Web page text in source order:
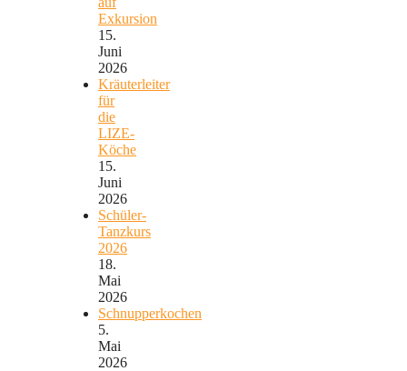
Exkursion
15.
Juni
2026
Kräuterleiter
für
die
LIZE-
Köche
15.
Juni
2026
Schüler-
Tanzkurs
2026
18.
Mai
2026
Schnupperkochen
5.
Mai
2026